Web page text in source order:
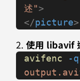
述">
</picture>
使用 libavif
avifenc -q